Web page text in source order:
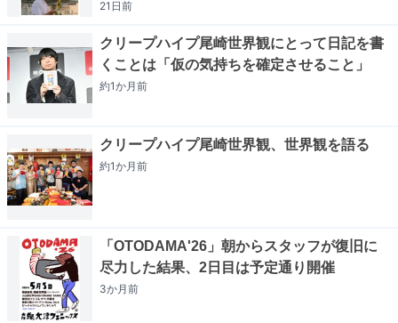
21日前
クリープハイプ尾崎世界観にとって日記を書
くことは「仮の気持ちを確定させること」
約1か月前
クリープハイプ尾崎世界観、世界観を語る
約1か月前
「OTODAMA'26」朝からスタッフが復旧に
尽力した結果、2日目は予定通り開催
3か月前